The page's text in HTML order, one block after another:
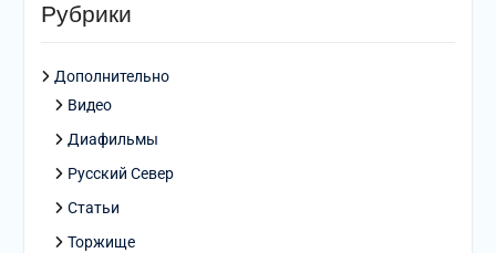
Рубрики
Дополнительно
Видео
Диафильмы
Русский Север
Статьи
Торжище